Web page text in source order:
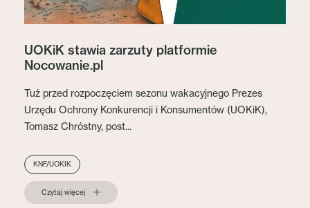
UOKiK stawia zarzuty platformie
Nocowanie.pl
Tuż przed rozpoczęciem sezonu wakacyjnego Prezes
Urzędu Ochrony Konkurencji i Konsumentów (UOKiK),
Tomasz Chróstny, post...
KNF/UOKIK
Czytaj więcej